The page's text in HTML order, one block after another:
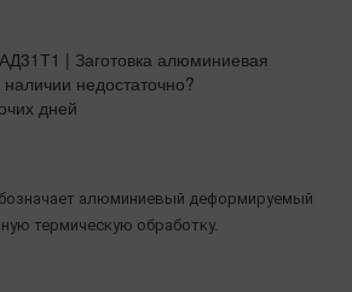
наличии недостаточно?
дней
алюминиевый деформируемый
термическую обработку.